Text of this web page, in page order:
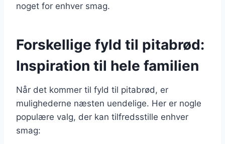
noget for enhver smag.
Forskellige fyld til pitabrød:
Inspiration til hele familien
Når det kommer til fyld til pitabrød, er
mulighederne næsten uendelige. Her er nogle
populære valg, der kan tilfredsstille enhver
smag: